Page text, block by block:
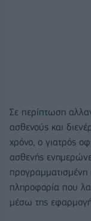
Σε περίπτωση
ασθενούς και
χρόνο, ο γιατρός
ασθενής
προγραμματισμένη
πληροφορία που
μέσω της